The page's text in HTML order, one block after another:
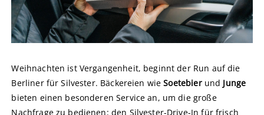
Weihnachten ist Vergangenheit, beginnt der Run auf die
Berliner für Silvester. Bäckereien wieSoetebier und Junge
bieten einen besonderen Service an, um die große
Nachfrage zu bedienen: den Silvester-Drive-In für frisch